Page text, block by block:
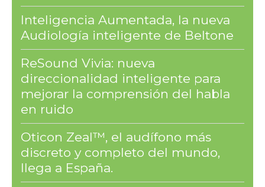
Inteligencia Aumentada, la nueva
Audiología inteligente de Beltone
ReSound Vivia: nueva
direccionalidad inteligente para
mejorar la comprensión del habla
en ruido
Oticon Zeal™, el audífono más
discreto y completo del mundo,
llega a España.